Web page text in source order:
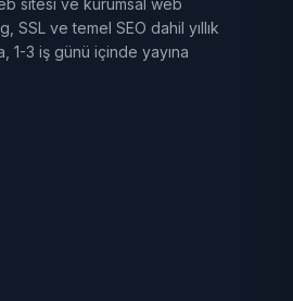
sitesi ve kurumsal web
SSL ve temel SEO dahil yıllık
1-3 iş günü içinde yayına